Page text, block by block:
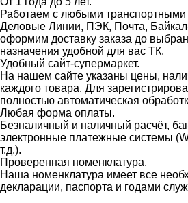
Работаем с любыми
Деловые Линии, ПЭК, Почта,
оформим доставку заказа до
назначения удобной для вас ТК.
Удобный сайт-супермаркет.
На нашем сайте указаны цены,
каждого товара. Для
полностью автоматическая
Любая форма оплаты.
Безналичный и наличный расчёт,
электронные платежные системы
т.д.).
Проверенная номенклатура.
Наша номенклатура имеет все
декларации, паспорта и годами